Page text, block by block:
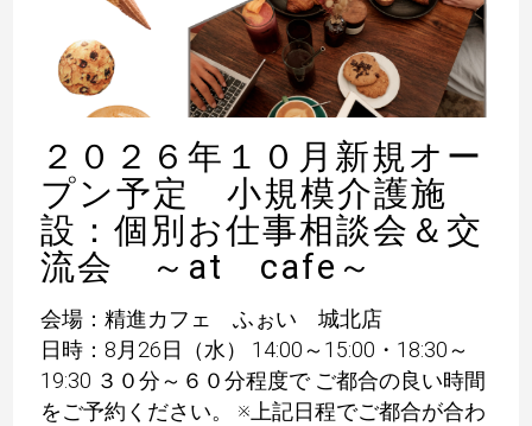
２０２６年１０月新規オー
プン予定 小規模介護施
設：個別お仕事相談会＆交
流会 ～at cafe～
会場：精進カフェ ふぉい 城北店
日時：8月26日（水） 14:00～15:00・18:30～
19:30 ３０分～６０分程度で ご都合の良い時間
をご予約ください。 ※上記日程でご都合が合わ